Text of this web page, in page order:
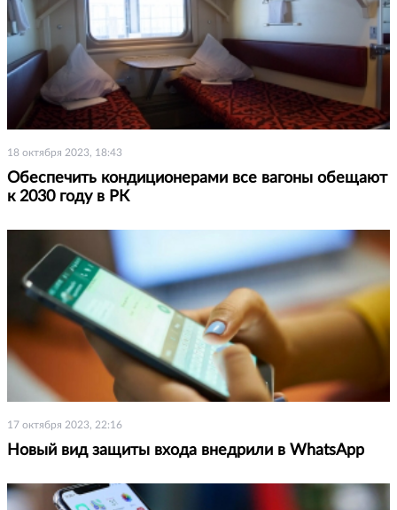
18 октября 2023, 18:43
Обеспечить кондиционерами все вагоны обещают
к 2030 году в РК
17 октября 2023, 22:16
Новый вид защиты входа внедрили в WhatsApp